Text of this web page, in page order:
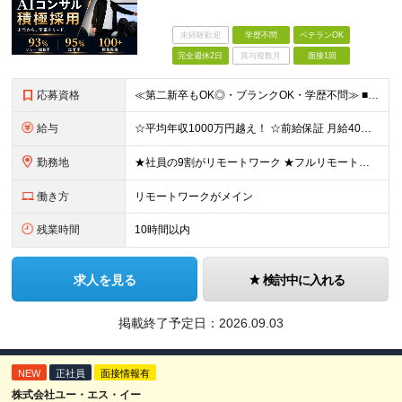
未経験歓迎 学歴不問 ベテランOK
完全週休2日 賞与複数月 面接1回
応募資格 ≪第二新卒もOK◎・ブランクOK・学歴不問≫ ■エンジニアとして実務経験をお持ちの方（2年以上） ＼意欲重視の採用です／ 「経歴に自信がない」という方も、 ”今後挑戦したいこと""スキルアップしたい
給与 ☆平均年収1000万円越え！ ☆前給保証 月給40万円〜140万円＋決算賞与＋各種手当 ※経験・能力を考慮し、当社規定により加給・優遇します ※月給には固定残業代（6万9,000円～18万6,00
勤務地 ★社員の9割がリモートワーク ★フルリモート案件もあり ★地方からの応募も歓迎！／転居を伴う転勤なし 東京23区を中心としたプロジェクト先での勤務です。 ◎東京⇒地方へUターンし、フルリモ勤務 ◎
働き方 リモートワークがメイン
残業時間 10時間以内
求人を見る 検討中に入れる
掲載終了予定日： 2026.09.03
NEW 正社員 面接情報有
株式会社ユー・エス・イー